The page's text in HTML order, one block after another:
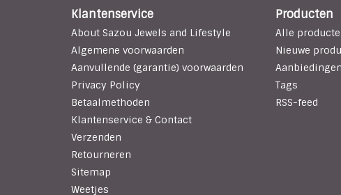
Klantenservice
About Sazou Jewels and Lifestyle
Algemene voorwaarden
Aanvullende (garantie) voorwaarden
Privacy Policy
Betaalmethoden
Klantenservice & Contact
Verzenden
Retourneren
Sitemap
Weetjes
Producten
Alle
Nieuwe
Aanbiedingen
Tags
RSS-feed